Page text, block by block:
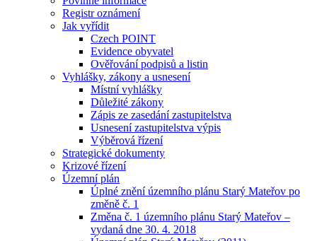
Registr oznámení
Jak vyřídit
Czech POINT
Evidence obyvatel
Ověřování podpisů a listin
Vyhlášky, zákony a usnesení
Místní vyhlášky
Důležité zákony
Zápis ze zasedání zastupitelstva
Usnesení zastupitelstva výpis
Výběrová řízení
Strategické dokumenty
Krizové řízení
Územní plán
Úplné znění územního plánu Starý Mateřov po
změně č. 1
Změna č. 1 územního plánu Starý Mateřov –
vydaná dne 30. 4. 2018